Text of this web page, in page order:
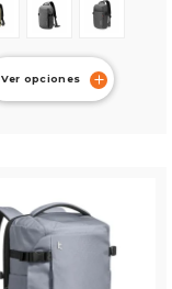
Ver opciones